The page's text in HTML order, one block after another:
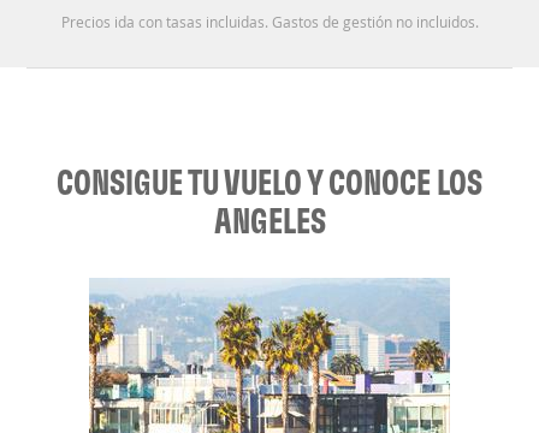
Precios ida con tasas incluidas. Gastos de gestión no incluidos.
CONSIGUE TU VUELO Y CONOCE LOS
ANGELES